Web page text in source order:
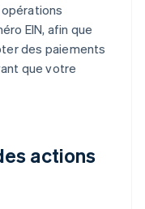
EIN, afin que
des paiements
que votre
actions